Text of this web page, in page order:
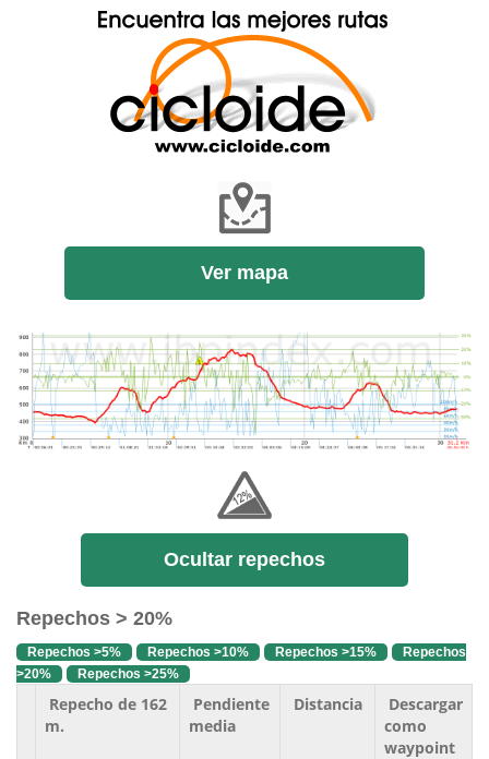
Ver mapa
Ocultar repechos
Repechos > 20%
Repechos >5% Repechos >10% Repechos >15%
Repechos
>20%
Repechos >25%
Repecho de 162
m.
Pendiente
media
Distancia
Descargar
como
waypoint